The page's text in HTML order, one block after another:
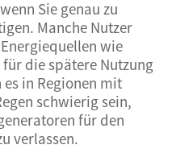
Sie genau zu
Manche Nutzer
wie
die spätere Nutzung
in Regionen mit
schwierig sein,
für den
verlassen.